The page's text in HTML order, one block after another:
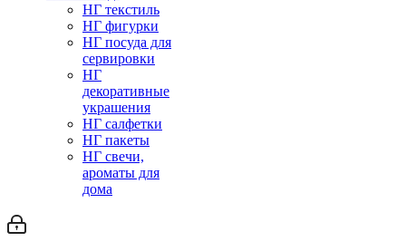
НГ текстиль
НГ фигурки
НГ посуда для
сервировки
НГ
декоративные
украшения
НГ салфетки
НГ пакеты
НГ свечи,
ароматы для
дома